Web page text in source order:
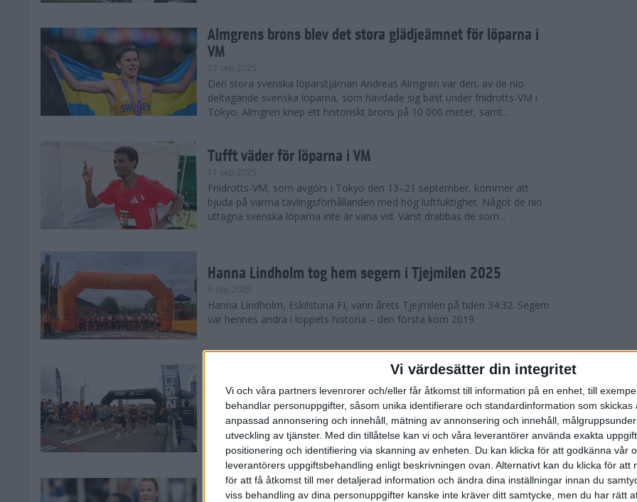
Vi värdesätter din integritet
Vi och våra partners levenrorer och/eller får åtkomst till information på en enhet, till
behandlar personuppgifter, såsom unika identifierare och standardinformation som skickas
anpassad annonsering och innehåll, mätning av annonsering och innehåll,
utveckling av tjänster. Med din tillåtelse kan vi och våra leverantörer använda exakta
positionering och identifiering via skanning av enheten. Du kan klicka för att godkänna vår
leverantörers uppgiftsbehandling enligt beskrivningen ovan. Alternativt kan du klicka för att
för att få åtkomst till mer detaljerad information och ändra dina inställningar innan du
viss behandling av dina personuppgifter kanske inte kräver ditt samtycke, men du har rätt
Almgrens brons blev det stora glädjeämnet för löparna i
VM
23 sep 2025
Den stora svenska löparstjärnan Andreas Almgren var den, av de nio
deltagande svenska löparna, som hävdade sig bäst under friidrotts-VM i
Tokyo. Almgren knep ett historiskt brons på 10 000 meter, samt...
Tufft väder för löparna i VM
11 sep 2025
Friidrotts-VM, som avgörs i Tokyo den 13–21 september, kommer att
bjuda på varma tävlingsförhållanden med hög luftfuktighet. Något de nio
uttagna svenska löparna inte är vana vid. Värst drabbas de som...
Hanna Lindholm tog hem segern i Tjejmilen 2025
6 sep 2025
Hanna Lindholm, Eskilstuna FI, vann årets Tjejmilen på tiden 34:32. Segern
var hennes andra i loppets historia – den första kom 2019.
Snabbaste segertiden på 12 år i rekordstort adidas
Stockholm Halvmaraton
30 aug 2025
Ett slutsålt och rekordstort adidas Stockholm Halvmaraton avgjordes i
nästintill perfekt löparväder. 18 grader, mulet och väldigt lite vind. Totalt
var 19,866 löpare anmälda, varav 15,807 kom till sta...
Löparna viktiga när Sverige vann Finnkampen